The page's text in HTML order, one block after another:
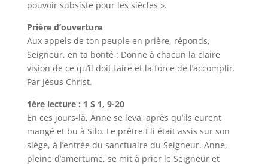
pouvoir subsiste pour les siècles ».
Prière d’ouverture
Aux appels de ton peuple en prière, réponds,
Seigneur, en ta bonté : Donne à chacun la claire
vision de ce qu’il doit faire et la force de l’accomplir.
Par Jésus Christ.
1ère lecture : 1 S 1, 9-20
En ces jours-là, Anne se leva, après qu’ils eurent
mangé et bu à Silo. Le prêtre Éli était assis sur son
siège, à l’entrée du sanctuaire du Seigneur. Anne,
pleine d’amertume, se mit à prier le Seigneur et